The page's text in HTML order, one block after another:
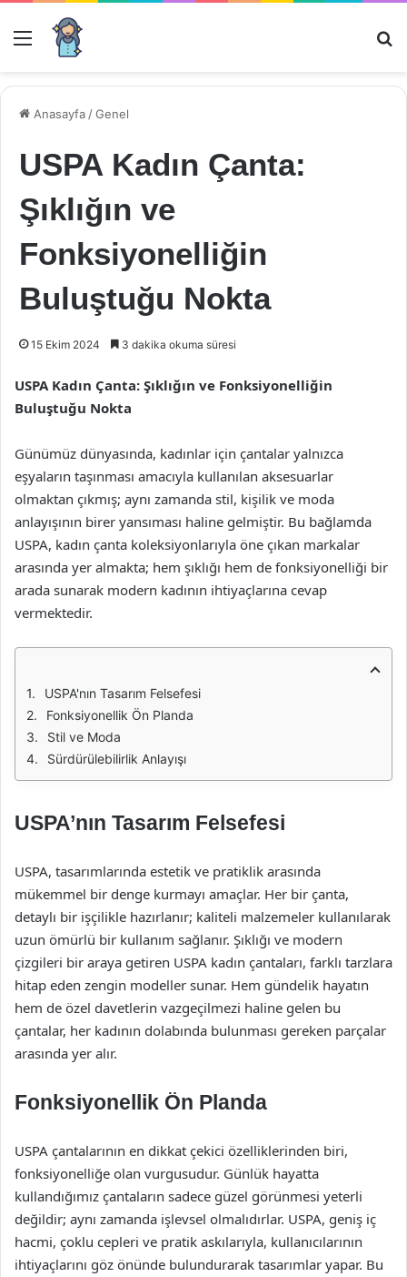
Menü
Anasayfa /Genel
USPA Kadın Çanta:
Şıklığın ve
Fonksiyonelliğin
Buluştuğu Nokta
15 Ekim 2024 3 dakika okuma süresi
USPA Kadın Çanta: Şıklığın ve Fonksiyonelliğin
Buluştuğu Nokta
Günümüz dünyasında, kadınlar için çantalar yalnızca
eşyaların taşınması amacıyla kullanılan aksesuarlar
olmaktan çıkmış; aynı zamanda stil, kişilik ve moda
anlayışının birer yansıması haline gelmiştir. Bu bağlamda
USPA, kadın çanta koleksiyonlarıyla öne çıkan markalar
arasında yer almakta; hem şıklığı hem de fonksiyonelliği bir
arada sunarak modern kadının ihtiyaçlarına cevap
vermektedir.
USPA'nın Tasarım Felsefesi
Fonksiyonellik Ön Planda
Stil ve Moda
Sürdürülebilirlik Anlayışı
USPA’nın Tasarım Felsefesi
USPA, tasarımlarında estetik ve pratiklik arasında
mükemmel bir denge kurmayı amaçlar. Her bir çanta,
detaylı bir işçilikle hazırlanır; kaliteli malzemeler kullanılarak
uzun ömürlü bir kullanım sağlanır. Şıklığı ve modern
çizgileri bir araya getiren USPA kadın çantaları, farklı tarzlara
hitap eden zengin modeller sunar. Hem gündelik hayatın
hem de özel davetlerin vazgeçilmezi haline gelen bu
çantalar, her kadının dolabında bulunması gereken parçalar
arasında yer alır.
Fonksiyonellik Ön Planda
USPA çantalarının en dikkat çekici özelliklerinden biri,
fonksiyonelliğe olan vurgusudur. Günlük hayatta
kullandığımız çantaların sadece güzel görünmesi yeterli
değildir; aynı zamanda işlevsel olmalıdırlar. USPA, geniş iç
hacmi, çoklu cepleri ve pratik askılarıyla, kullanıcılarının
ihtiyaçlarını göz önünde bulundurarak tasarımlar yapar. Bu